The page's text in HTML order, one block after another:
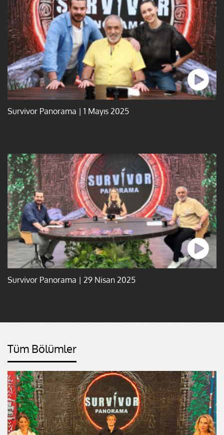
Survivor Panorama | 1 Mayıs 2025
Survivor Panorama | 29 Nisan 2025
Tüm Bölümler